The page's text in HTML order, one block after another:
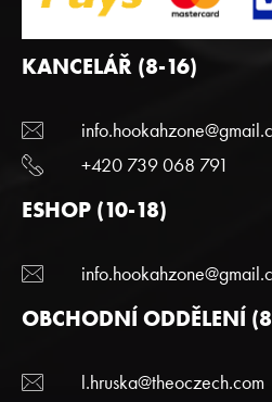
KANCELÁŘ (8-16)
+420 739 068 791
ESHOP (10-18)
OBCHODNÍ ODDĚLENÍ
l.hruska@theoczech.com